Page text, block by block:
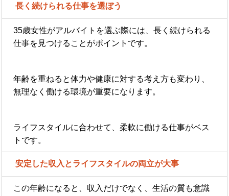
長く続けられる仕事を選ぼう
35歳女性がアルバイトを選ぶ際には、長く続けられる
仕事を見つけることがポイントです。
年齢を重ねると体力や健康に対する考え方も変わり、
無理なく働ける環境が重要になります。
ライフスタイルに合わせて、柔軟に働ける仕事がベス
トです。
安定した収入とライフスタイルの両立が大事
この年齢になると、収入だけでなく、生活の質も意識